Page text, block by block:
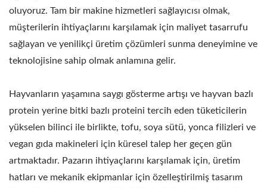
oluyoruz. Tam bir makine hizmetleri sağlayıcısı olmak,
müşterilerin ihtiyaçlarını karşılamak için maliyet tasarrufu
sağlayan ve yenilikçi üretim çözümleri sunma deneyimine ve
teknolojisine sahip olmak anlamına gelir.
Hayvanların yaşamına saygı gösterme artışı ve hayvan bazlı
protein yerine bitki bazlı proteini tercih eden tüketicilerin
yükselen bilinci ile birlikte, tofu, soya sütü, yonca filizleri ve
vegan gıda makineleri için küresel talep her geçen gün
artmaktadır. Pazarın ihtiyaçlarını karşılamak için, üretim
hatları ve mekanik ekipmanlar için özelleştirilmiş tasarım